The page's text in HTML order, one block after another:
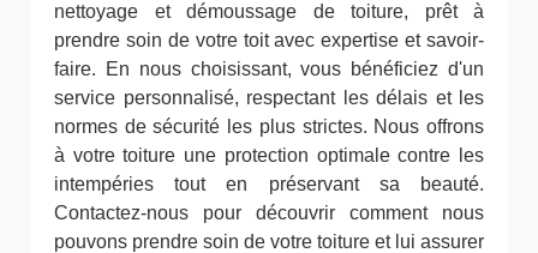
nettoyage et démoussage de toiture, prêt à
prendre soin de votre toit avec expertise et savoir-
faire. En nous choisissant, vous bénéficiez d'un
service personnalisé, respectant les délais et les
normes de sécurité les plus strictes. Nous offrons
à votre toiture une protection optimale contre les
intempéries tout en préservant sa beauté.
Contactez-nous pour découvrir comment nous
pouvons prendre soin de votre toiture et lui assurer